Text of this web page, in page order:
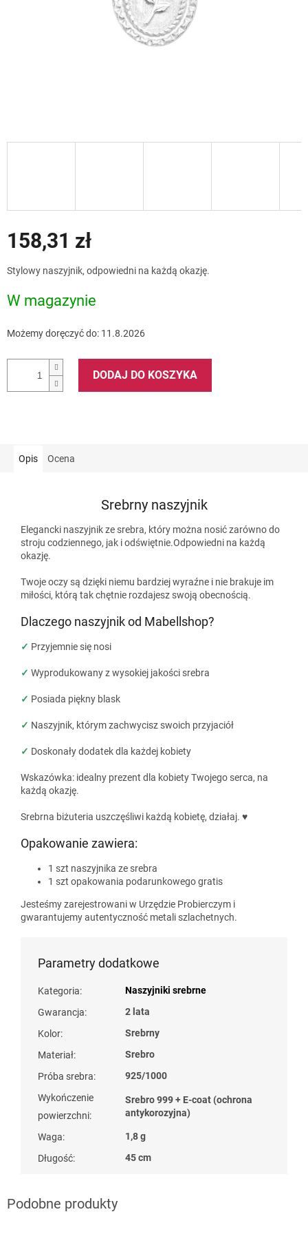
158,31 zł
jednostkowa:
Stylowy naszyjnik, odpowiedni na każdą okazję.
W magazynie
Możemy doręczyć do: 11.8.2026
DODAJ DO KOSZYKA
Opis Ocena
Srebrny naszyjnik
Elegancki naszyjnik ze srebra, który można nosić zarówno do
stroju codziennego, jak i odświętnie.Odpowiedni na każdą
okazję.
Twoje oczy są dzięki niemu bardziej wyraźne i nie brakuje im
miłości, którą tak chętnie rozdajesz swoją obecnością.
Dlaczego naszyjnik od Mabellshop?
✓ Przyjemnie się nosi
✓ Wyprodukowany z wysokiej jakości srebra
✓ Posiada piękny blask
✓ Naszyjnik, którym zachwycisz swoich przyjaciół
✓ Doskonały dodatek dla każdej kobiety
Wskazówka: idealny prezent dla kobiety Twojego serca, na
każdą okazję.
Srebrna biżuteria uszczęśliwi każdą kobietę, działaj. ♥
Opakowanie zawiera:
1 szt naszyjnika ze srebra
1 szt opakowania podarunkowego gratis
Jesteśmy zarejestrowani w Urzędzie Probierczym i
gwarantujemy autentyczność metali szlachetnych.
Parametry dodatkowe
Kategoria:
Naszyjniki srebrne
Gwarancja:
2 lata
Kolor:
Srebrny
Materiał:
Srebro
Próba srebra:
925/1000
Wykończenie
powierzchni:
Srebro 999 + E-coat (ochrona
antykorozyjna)
Waga:
1,8 g
Długość: 45 cm